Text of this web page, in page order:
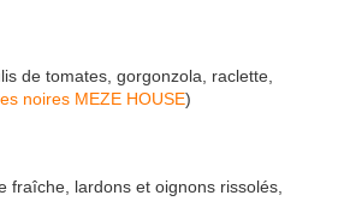
de tomates, gorgonzola, raclette,
noires MEZE HOUSE)
fraîche, lardons et oignons rissolés,